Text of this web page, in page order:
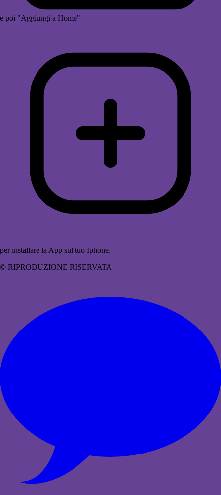
e poi "Aggiungi a Home"
per installare la App sul tuo Iphone.
© RIPRODUZIONE RISERVATA